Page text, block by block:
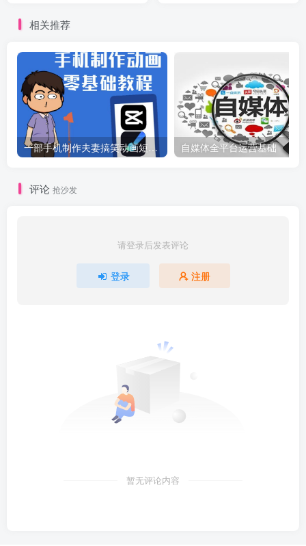
相关推荐
一部手机制作夫妻搞笑动画短视频教程，零基础也能快速上手 自媒体全平台运营基础
评论 抢沙发
请登录后发表评论
登录 注册
暂无评论内容